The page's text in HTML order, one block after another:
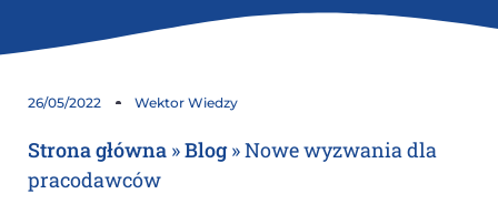
26/05/2022 Wektor Wiedzy
Strona główna »Blog»Nowe wyzwania dla
pracodawców